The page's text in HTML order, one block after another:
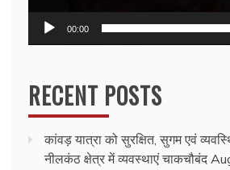
00:00
RECENT POSTS
कांवड़ यात्रा को सुरक्षित, सुगम एवं
नीलकंठ क्षेत्र में व्यवस्थाएं चाकचौबंद